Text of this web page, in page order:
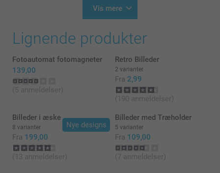
Zeinab @Smartphoto
die magneter.. De er så dejlige, bæredygtige og så
sjove at have med dit eget personlige motiv.
Johanna, Smartphoto
Vis mere
Lignende produkter
Fotoautomat fotomagneter
139,00
(5 anmeldelser)
Retro Billeder
2 varianter
Fra 2,99
(190 anmeldelser)
Nye designs
Billeder i æske
8 varianter
Fra 199,00
(13 anmeldelser)
Billeder med Træholder
5 varianter
Fra 109,00
(7 anmeldelser)